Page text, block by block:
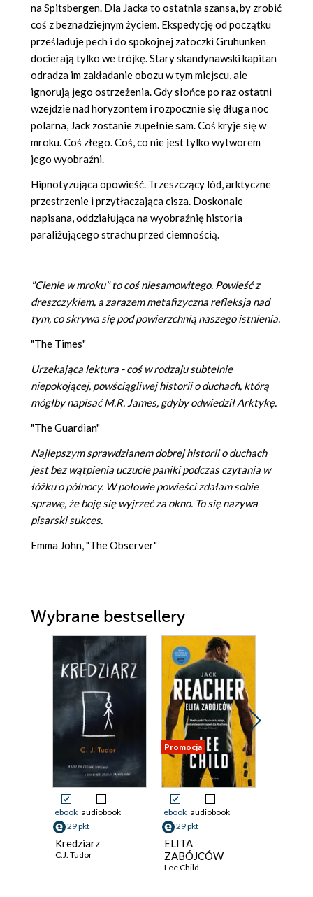
na Spitsbergen. Dla Jacka to ostatnia szansa, by zrobić
coś z beznadziejnym życiem. Ekspedycję od początku
prześladuje pech i do spokojnej zatoczki Gruhunken
docierają tylko we trójkę. Stary skandynawski kapitan
odradza im zakładanie obozu w tym miejscu, ale
ignorują jego ostrzeżenia. Gdy słońce po raz ostatni
wzejdzie nad horyzontem i rozpocznie się długa noc
polarna, Jack zostanie zupełnie sam. Coś kryje się w
mroku. Coś złego. Coś, co nie jest tylko wytworem
jego wyobraźni.
Hipnotyzująca opowieść. Trzeszczący lód, arktyczne
przestrzenie i przytłaczająca cisza. Doskonale
napisana, oddziałująca na wyobraźnię historia
paraliżującego strachu przed ciemnością.
"Cienie w mroku" to coś niesamowitego. Powieść z
dreszczykiem, a zarazem metafizyczna refleksja nad
tym, co skrywa się pod powierzchnią naszego istnienia.
"The Times"
Urzekająca lektura - coś w rodzaju subtelnie
niepokojącej, powściągliwej historii o duchach, którą
mógłby napisać M.R. James, gdyby odwiedził Arktykę.
"The Guardian"
Najlepszym sprawdzianem dobrej historii o duchach
jest bez wątpienia uczucie paniki podczas czytania w
łóżku o północy. W połowie powieści zdałam sobie
sprawę, że boję się wyjrzeć za okno. To się nazywa
pisarski sukces.
Emma John, "The Observer"
Wybrane bestsellery
ebook audiobook
29 pkt
Kredziarz
C.J. Tudor
Promocja
ebook audiobook
29 pkt
ELITA
ZABÓJCÓW
Lee Child